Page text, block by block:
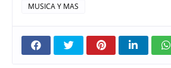
MUSICA Y MAS